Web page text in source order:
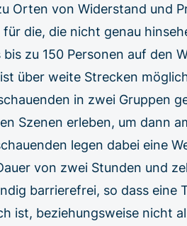
Orten von Widerstand und
für die, die nicht genau
zu 150 Personen auf den
über weite Strecken
in zwei Gruppen
Szenen erleben, um dann
legen dabei eine
von zwei Stunden und
barrierefrei, so dass eine
ist, beziehungsweise nicht